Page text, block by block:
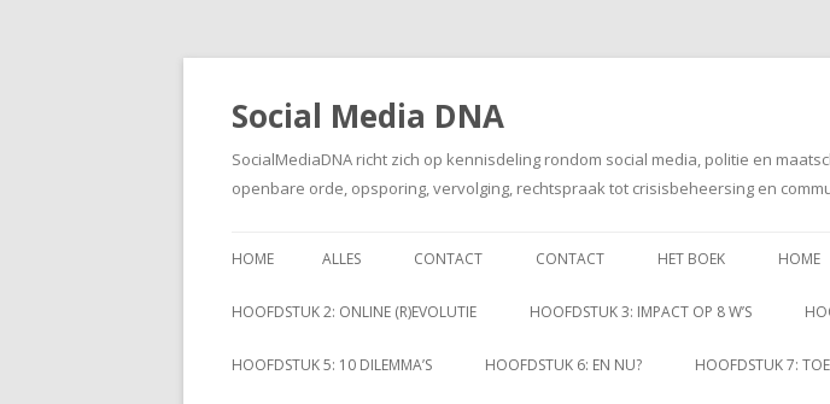
Social Media DNA
SocialMediaDNA richt zich op kennisdeling rondom social media, politie en
openbare orde, opsporing, vervolging, rechtspraak tot crisisbeheersing en
HOME ALLES CONTACT CONTACT HET BOEK HOME
HOOFDSTUK 2: ONLINE (R)EVOLUTIE HOOFDSTUK 3: IMPACT OP 8 W’S
HOOFDSTUK 5: 10 DILEMMA’S HOOFDSTUK 6: EN NU? HOOFDSTUK 7: